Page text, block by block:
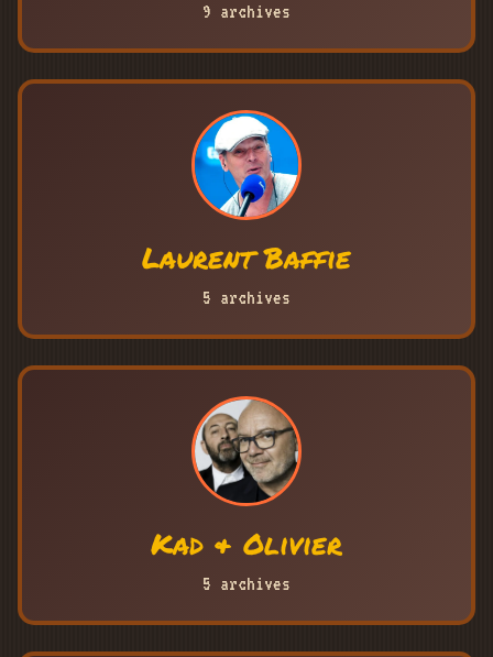
9 archives
Laurent Baffie
5 archives
Kad & Olivier
5 archives